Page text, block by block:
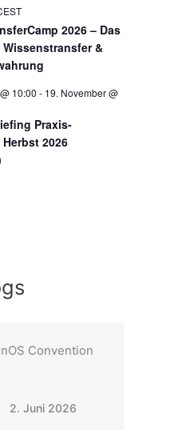
2026 – Das
Wissenstransfer &
10:00 - 19. November @
Praxis-
2026
Convention
2. Juni 2026